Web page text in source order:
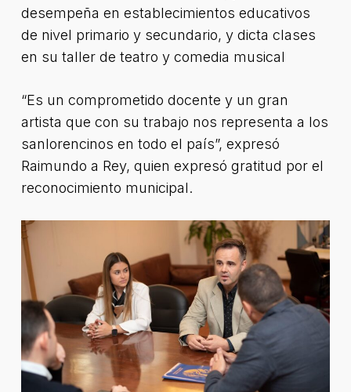
desempeña en establecimientos educativos
de nivel primario y secundario, y dicta clases
en su taller de teatro y comedia musical
“Es un comprometido docente y un gran
artista que con su trabajo nos representa a los
sanlorencinos en todo el país”, expresó
Raimundo a Rey, quien expresó gratitud por el
reconocimiento municipal.